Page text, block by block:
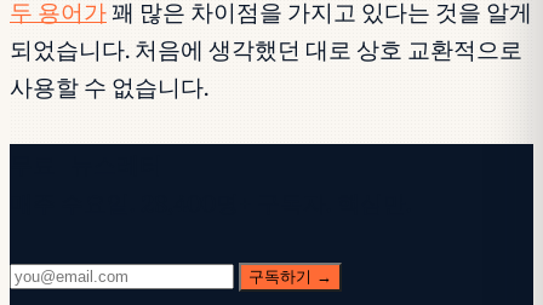
두 용어가 꽤 많은 차이점을 가지고 있다는 것을 알게
되었습니다. 처음에 생각했던 대로 상호 교환적으로
사용할 수 없습니다.
구독하기 →